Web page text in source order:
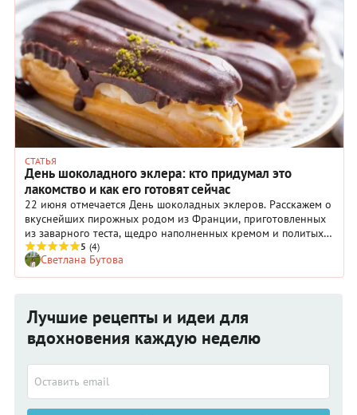
СТАТЬЯ
День шоколадного эклера: кто придумал это
лакомство и как его готовят сейчас
22 июня отмечается День шоколадных эклеров. Расскажем о
вкуснейших пирожных родом из Франции, приготовленных
из заварного теста, щедро наполненных кремом и политых
аппетитной шоколадной глазурью.
5 (4)
Светлана Бутова
Лучшие рецепты и идеи для
вдохновения каждую неделю